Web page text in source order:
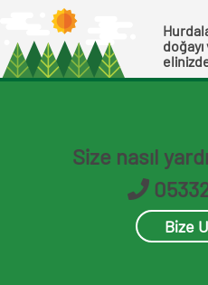
Size nasıl
Bize